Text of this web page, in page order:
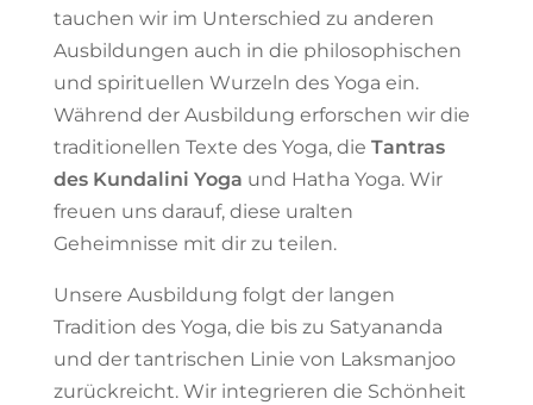
tauchen wir im Unterschied zu anderen
Ausbildungen auch in die philosophischen
und spirituellen Wurzeln des Yoga ein.
Während der Ausbildung erforschen wir die
traditionellen Texte des Yoga, die Tantras
des Kundalini Yoga und Hatha Yoga. Wir
freuen uns darauf, diese uralten
Geheimnisse mit dir zu teilen.
Unsere Ausbildung folgt der langen
Tradition des Yoga, die bis zu Satyananda
und der tantrischen Linie von Laksmanjoo
zurückreicht. Wir integrieren die Schönheit